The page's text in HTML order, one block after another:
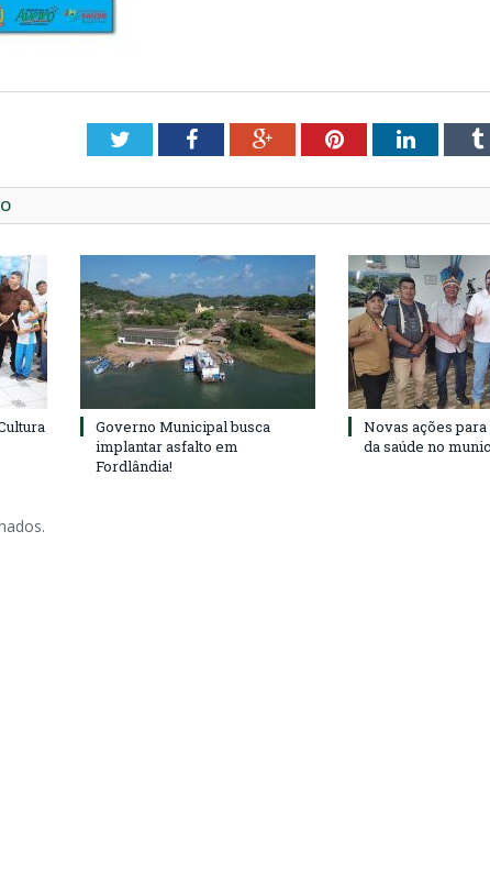
TwitterFacebookGoogle+PinterestLinkedIn
Governo Municipal busca
implantar asfalto em
Fordlândia!
Novas ações
da saúde no